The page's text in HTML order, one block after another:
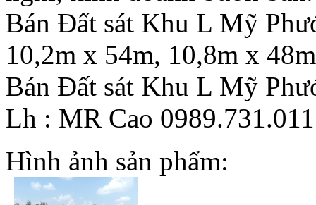
Bán Đất sát Khu L Mỹ
10,2m x 54m, 10,8m x
Bán Đất sát Khu L Mỹ
Lh : MR Cao 0989.731.011
Hình ảnh sản phẩm: